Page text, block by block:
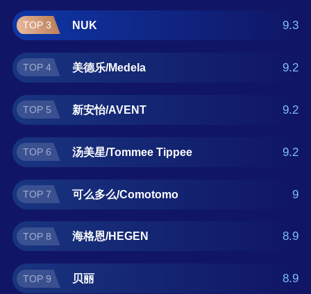
适/Playtex。如果您正在查找喂养用品什么牌子
好？那么本喂养用品十大品牌榜单可供您作为
选购参考，我们致力于用最真实的用户数据推
荐口碑最好的喂养用品品牌，让您选得放心。
TOP 3 NUK 9.3
TOP 4 美德乐/Medela 9.2
TOP 5 新安怡/AVENT 9.2
TOP 6 汤美星/Tommee Tippee 9.2
TOP 7 可么多么/Comotomo 9
TOP 8 海格恩/HEGEN 8.9
TOP 9 贝丽 8.9